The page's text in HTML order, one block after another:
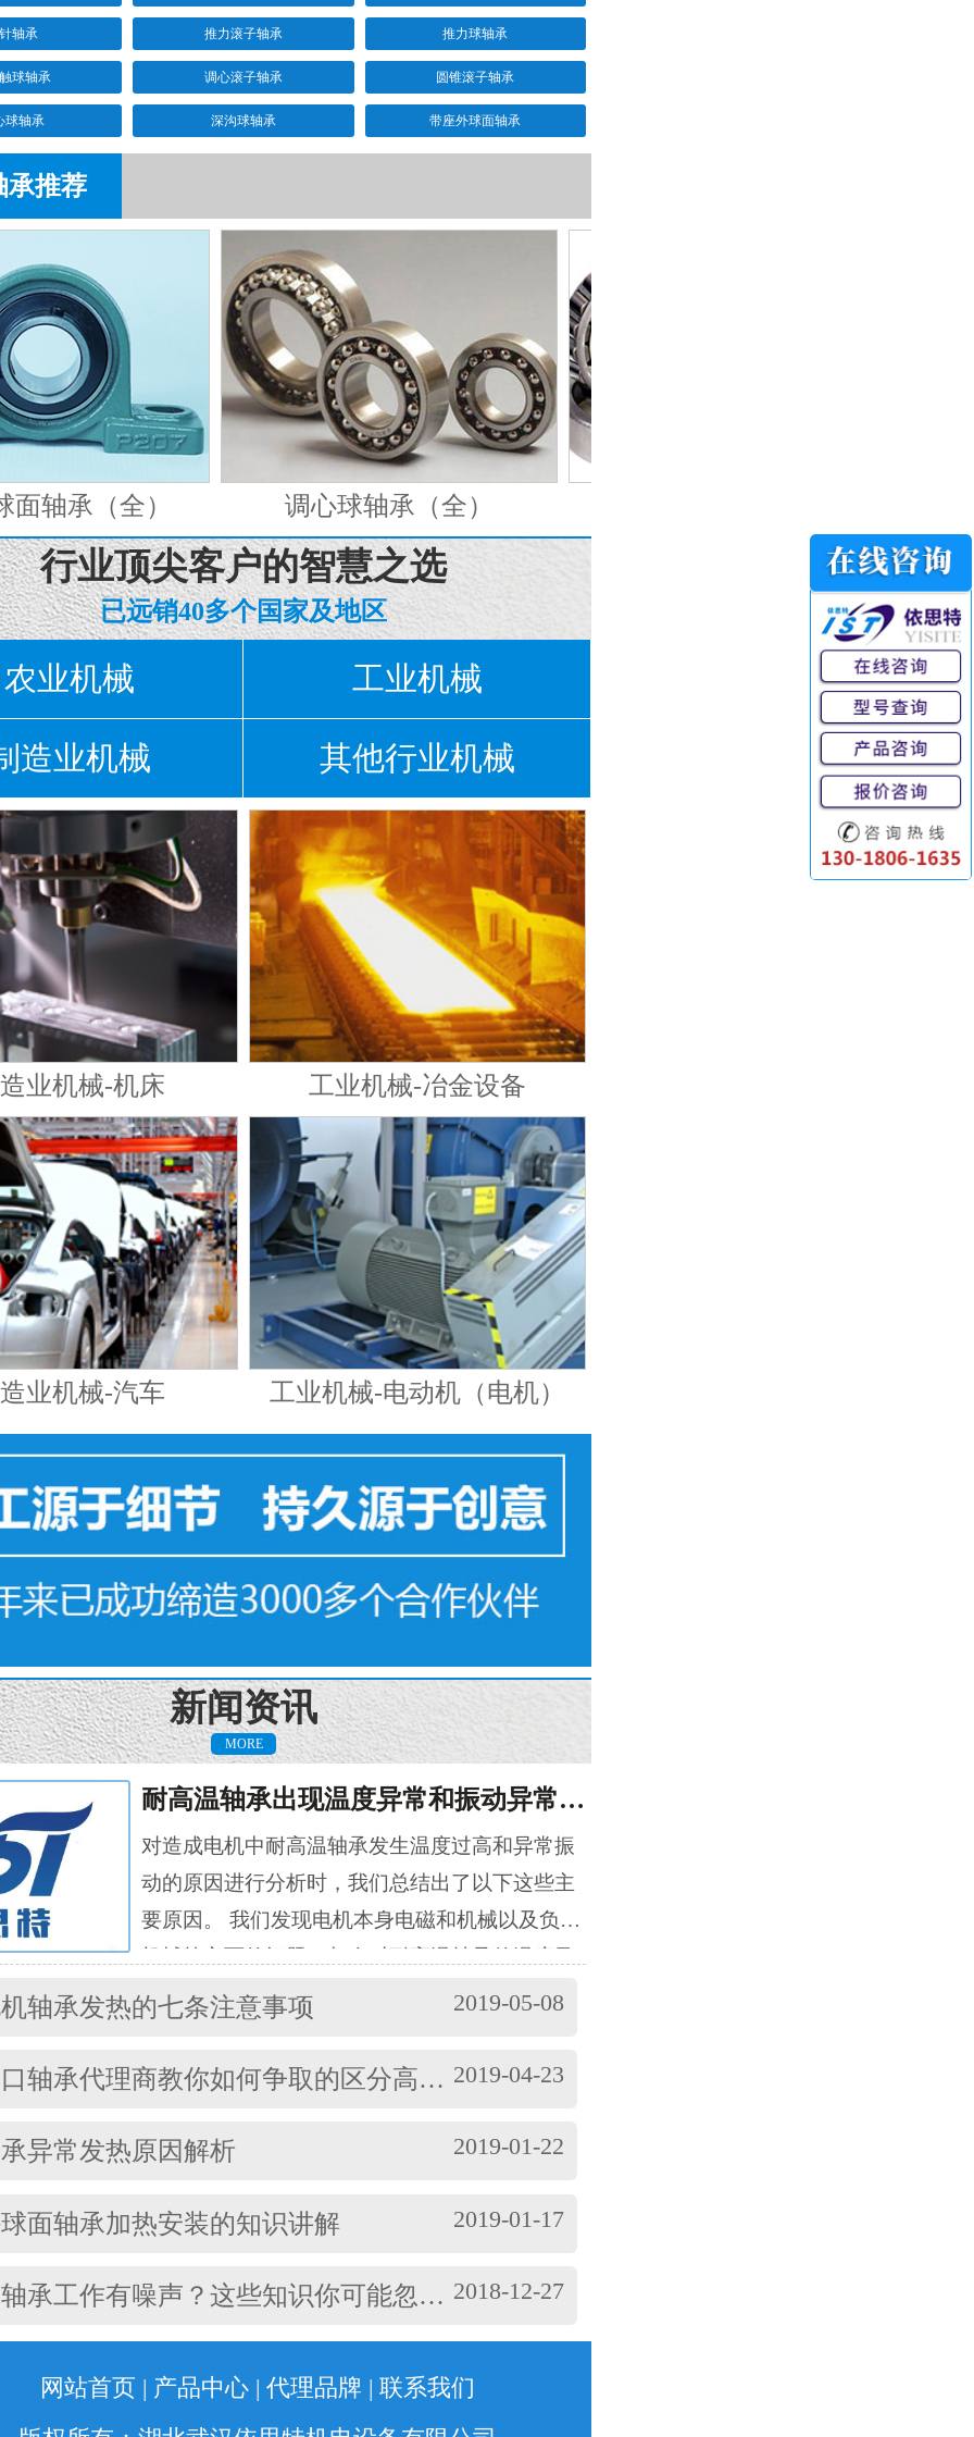
轴承 推力滚子轴承 推力球轴承
球轴承 调心滚子轴承 圆锥滚子轴承
球轴承 深沟球轴承 带座外球面轴承
承推荐
轴承（全） 调心球轴承（全）
行业顶尖客户的智慧之选
已远销40多个国家及地区
农业机械 工业机械
造业机械 其他行业机械
业机械-机床 工业机械-冶金设备
业机械-汽车 工业机械-电动机（电机）
新闻资讯
MORE
耐高温轴承出现温度异常和振动异常的原因有哪些？
对造成电机中耐高温轴承发生温度过高和异常振
动的原因进行分析时，我们总结出了以下这些主
要原因。 我们发现电机本身电磁和机械以及负载
振动产生影响。其中造成温度过高的原因主要
松；(3)轴承与轴套配合过松；(4)润滑油有杂质；
损坏等。 另外，造成耐高温轴承出现异常振...
2019-05-08
轴承发热的七条注意事项
2019-04-23
承代理商教你如何争取的区分高速轴承和低速轴承
2019-01-22
异常发热原因解析
2019-01-17
面轴承加热安装的知识讲解
2018-12-27
承工作有噪声？这些知识你可能忽略了
网站首页 | 产品中心| 代理品牌 | 联系我们